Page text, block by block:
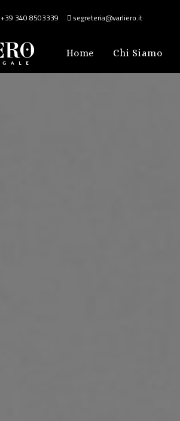
+39 340 8503339 segreteria@varliero.it
Home Chi Siamo